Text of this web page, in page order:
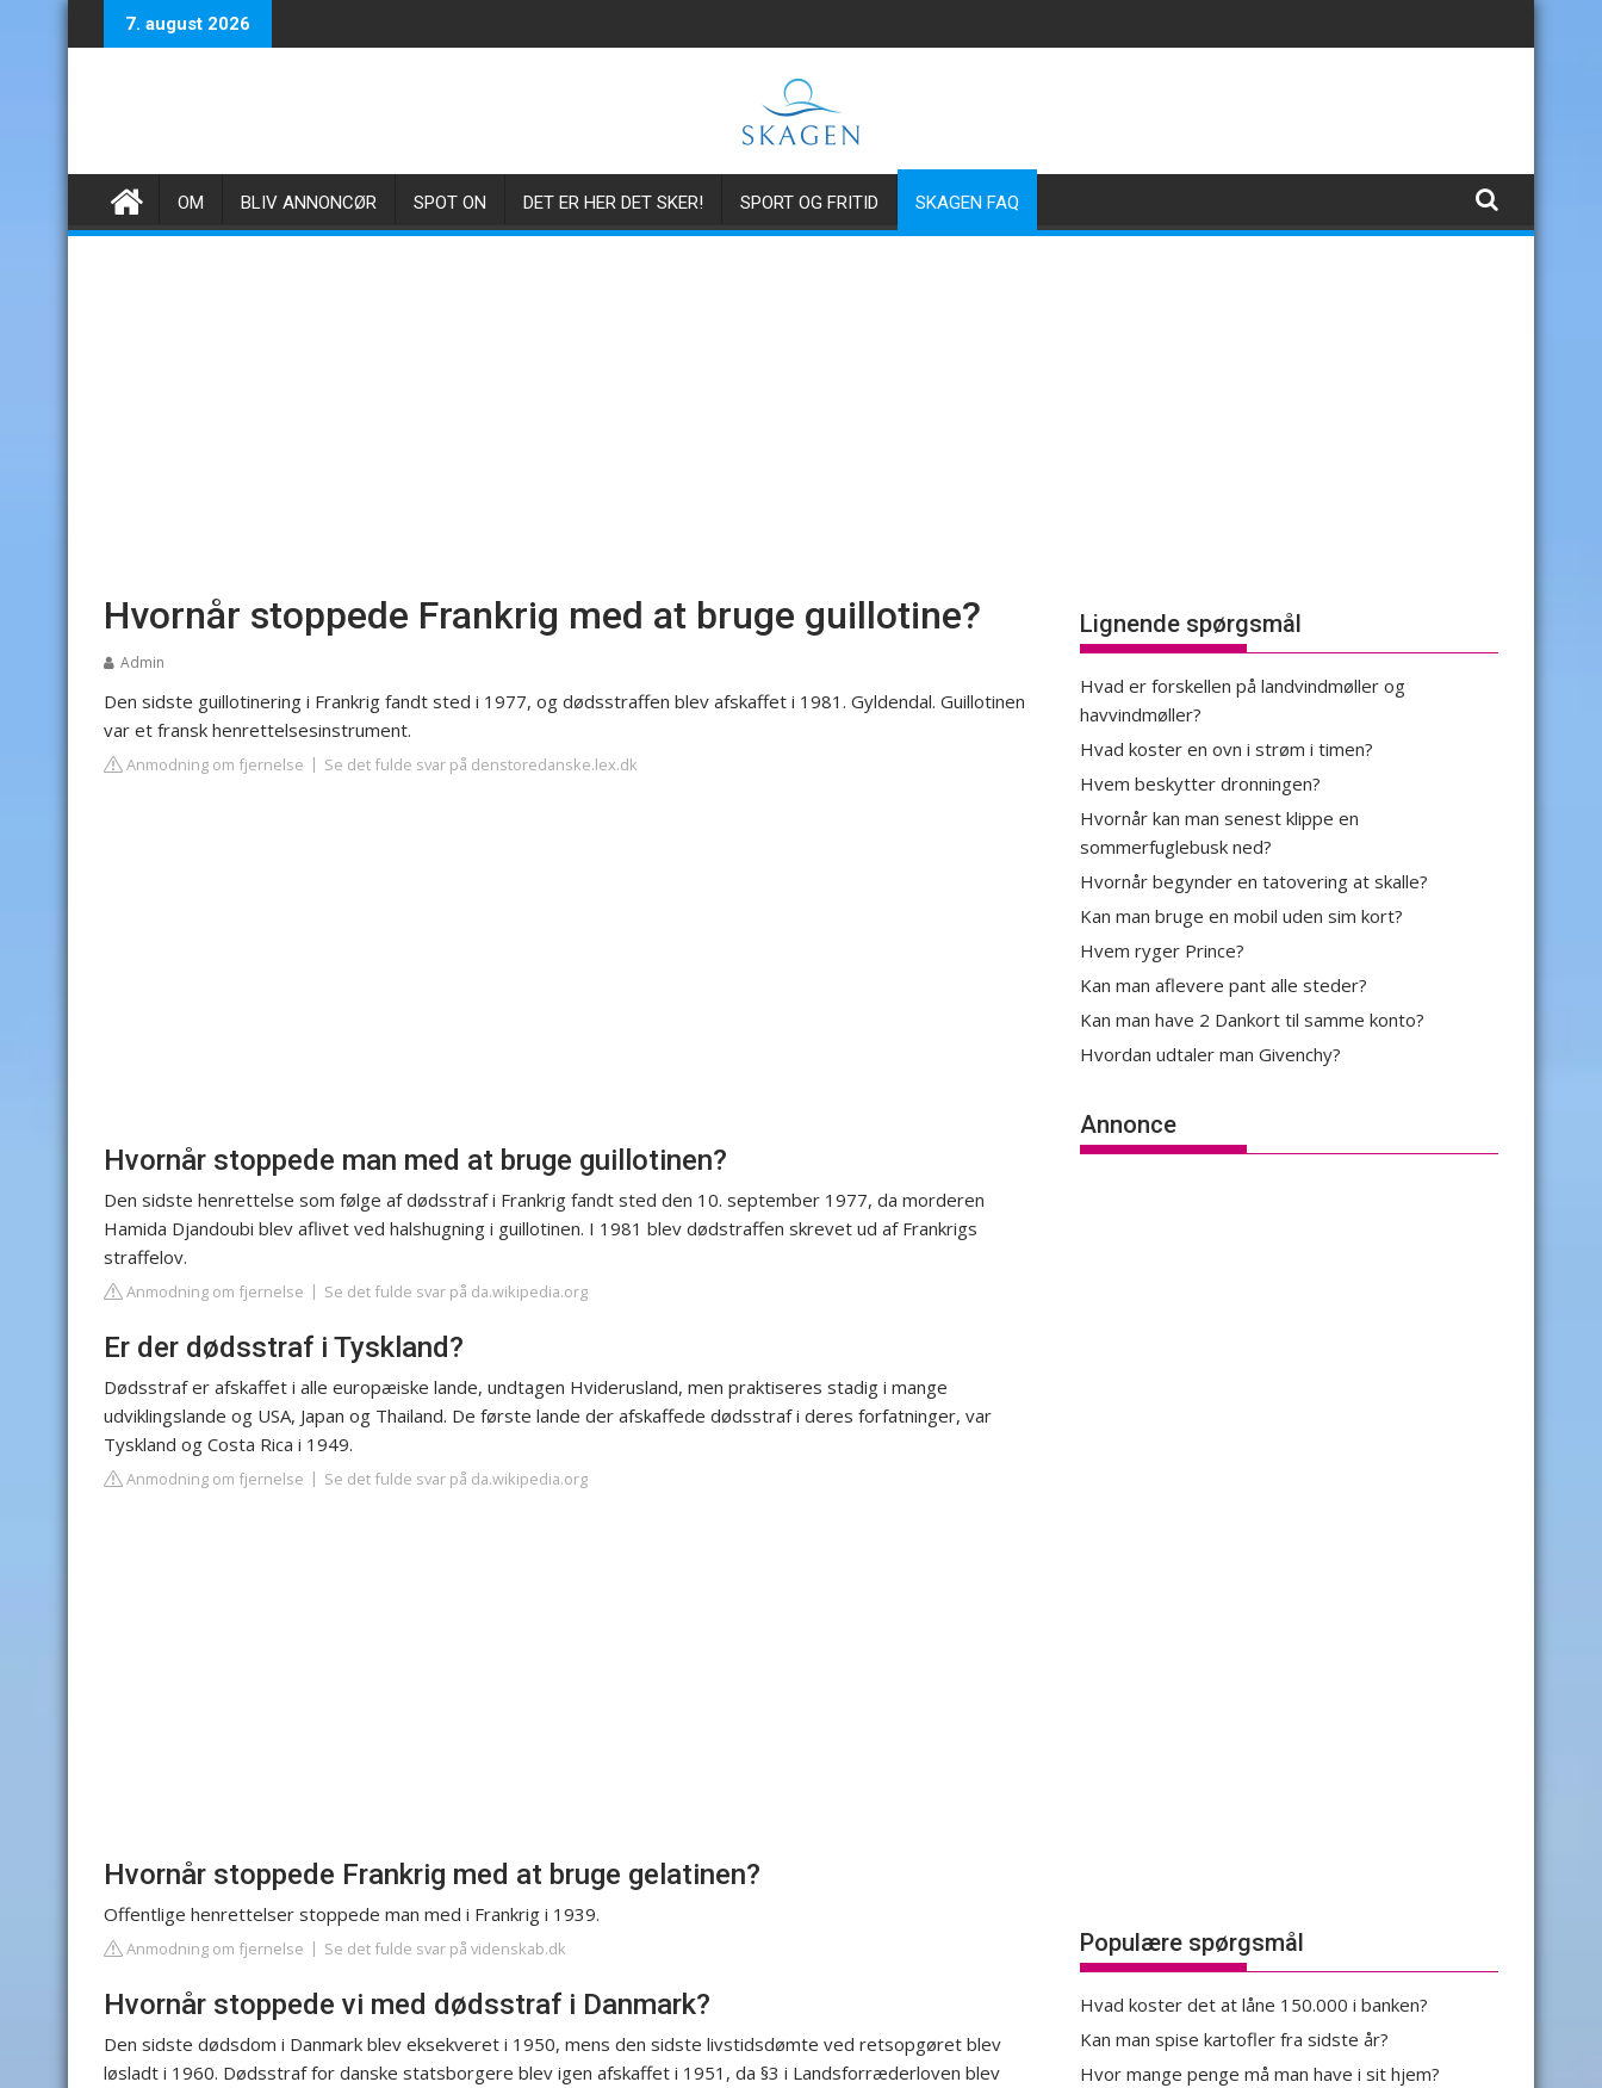
to
7. august 2026
OM BLIV ANNONCØR SPOT ON DET ER HER DET SKER! SPORT OG FRITID SKAGEN FAQ
Hvornår stoppede Frankrig med at bruge guillotine?
Admin
Den sidste guillotinering i Frankrig fandt sted i 1977, og dødsstraffen blev afskaffet i 1981. Gyldendal. Guillotinen
var et fransk henrettelsesinstrument.
Anmodning om fjernelse Se det fulde svar på denstoredanske.lex.dk
Hvornår stoppede man med at bruge guillotinen?
Den sidste henrettelse som følge af dødsstraf i Frankrig fandt sted den 10. september 1977, da morderen
Hamida Djandoubi blev aflivet ved halshugning i guillotinen. I 1981 blev dødstraffen skrevet ud af Frankrigs
straffelov.
Anmodning om fjernelse Se det fulde svar på da.wikipedia.org
Er der dødsstraf i Tyskland?
Dødsstraf er afskaffet i alle europæiske lande, undtagen Hviderusland, men praktiseres stadig i mange
udviklingslande og USA, Japan og Thailand. De første lande der afskaffede dødsstraf i deres forfatninger, var
Tyskland og Costa Rica i 1949.
Anmodning om fjernelse Se det fulde svar på da.wikipedia.org
Hvornår stoppede Frankrig med at bruge gelatinen?
Offentlige henrettelser stoppede man med i Frankrig i 1939.
Anmodning om fjernelse Se det fulde svar på videnskab.dk
Hvornår stoppede vi med dødsstraf i Danmark?
Den sidste dødsdom i Danmark blev eksekveret i 1950, mens den sidste livstidsdømte ved retsopgøret blev
løsladt i 1960. Dødsstraf for danske statsborgere blev igen afskaffet i 1951, da §3 i Landsforræderloven blev
Lignende spørgsmål
Hvad er forskellen på landvindmøller og
havvindmøller?
Hvad koster en ovn i strøm i timen?
Hvem beskytter dronningen?
Hvornår kan man senest klippe en
sommerfuglebusk ned?
Hvornår begynder en tatovering at skalle?
Kan man bruge en mobil uden sim kort?
Hvem ryger Prince?
Kan man aflevere pant alle steder?
Kan man have 2 Dankort til samme konto?
Hvordan udtaler man Givenchy?
Annonce
Populære spørgsmål
Hvad koster det at låne 150.000 i banken?
Kan man spise kartofler fra sidste år?
Hvor mange penge må man have i sit hjem?